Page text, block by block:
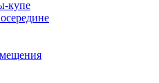
купе